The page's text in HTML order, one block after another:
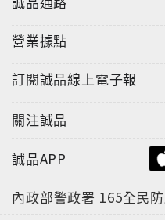
營業據點
訂閱誠品線上電子報
關注誠品
誠品APP
內政部警政署 165全民